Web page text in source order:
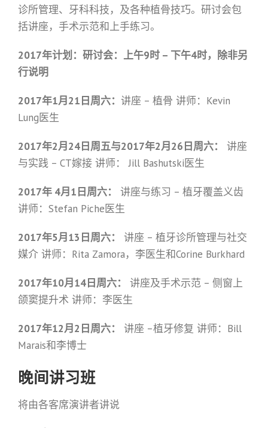
诊所管理、牙科科技，及各种植骨技巧。研讨会包
括讲座，手术示范和上手练习。
2017年计划：研讨会：上午9时 – 下午4时，除非另
行说明
2017年1月21日周六： 讲座 – 植骨 讲师：Kevin
Lung医生
2017年2月24日周五与2017年2月26日周六：
讲座
与实践 – CT嫁接 讲师： Jill Bashutski医生
2017年 4月1日周六：
讲座与练习 – 植牙覆盖义齿
讲师：Stefan Piche医生
2017年5月13日周六：
讲座 – 植牙诊所管理与社交
媒介 讲师：Rita Zamora，李医生和Corine Burkhard
2017年10月14日周六：
讲座及手术示范 – 侧窗上
颌窦提升术 讲师：李医生
2017年12月2日周六：
讲座 –植牙修复 讲师：Bill
Marais和李博士
晚间讲习班
将由各客席演讲者讲说